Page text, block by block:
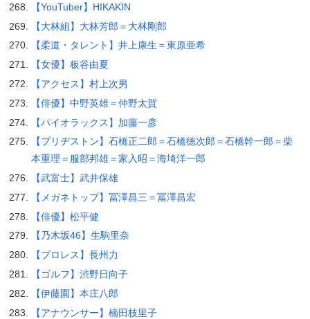
【YouTuber】HIKAKIN
【大林組】大林芳郎＝大林剛郎
【柔道・タレント】井上康生＝東原亜希
【女優】板谷由夏
【アクセス】村上次男
【俳優】中野英雄＝仲野太賀
【パイオラックス】加藤一彦
【ブリヂストン】石橋正二郎＝石橋徳次郎＝石橋幹一郎＝柴
本重理＝服部邦雄＝家入昭＝海埼洋一郎
【武富士】武井保雄
【メガネトップ】冨澤昌三＝冨澤昌宏
【俳優】松平健
【乃木坂46】生駒里奈
【プロレス】長州力
【ゴルフ】渋野日向子
【伊藤園】本庄八郎
【アナウンサー】楠田枝里子